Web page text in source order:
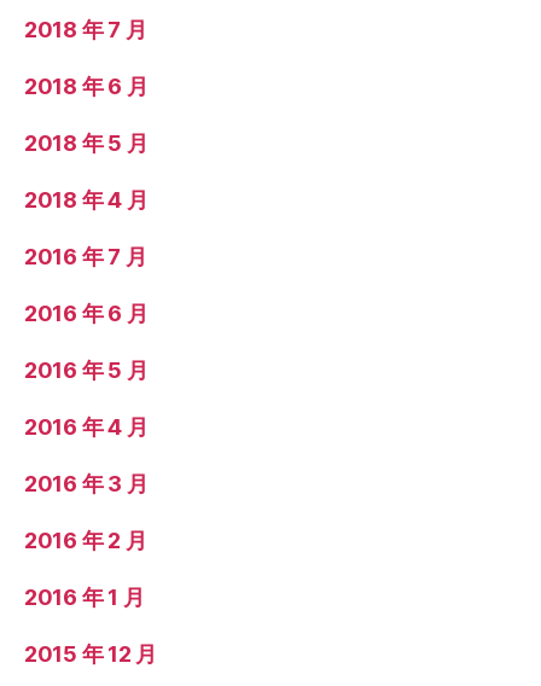
2018 年 7 月
2018 年 6 月
2018 年 5 月
2018 年 4 月
2016 年 7 月
2016 年 6 月
2016 年 5 月
2016 年 4 月
2016 年 3 月
2016 年 2 月
2016 年 1 月
2015 年 12 月